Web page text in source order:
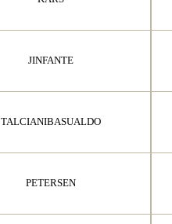
JINFANTE
TALCIANIBASUALDO
PETERSEN